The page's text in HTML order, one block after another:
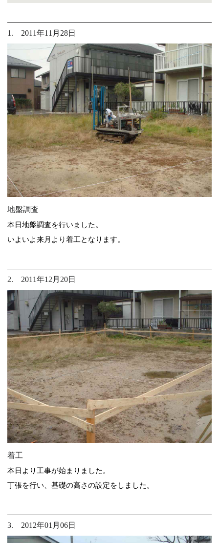
1. 2011年11月28日
地盤調査
本日地盤調査を行いました。
いよいよ来月より着工となります。
2. 2011年12月20日
着工
本日より工事が始まりました。
丁張を行い、基礎の高さの設定をしました。
3. 2012年01月06日